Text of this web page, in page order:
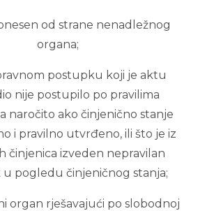
od strane nenadležnog
organa;
postupku koji je aktu
nije postupilo po pravilima
naročito ako činjenično stanje
i pravilno utvrđeno, ili što je iz
činjenica izveden nepravilan
u pogledu činjeničnog stanja;
organ rješavajući po slobodnoj